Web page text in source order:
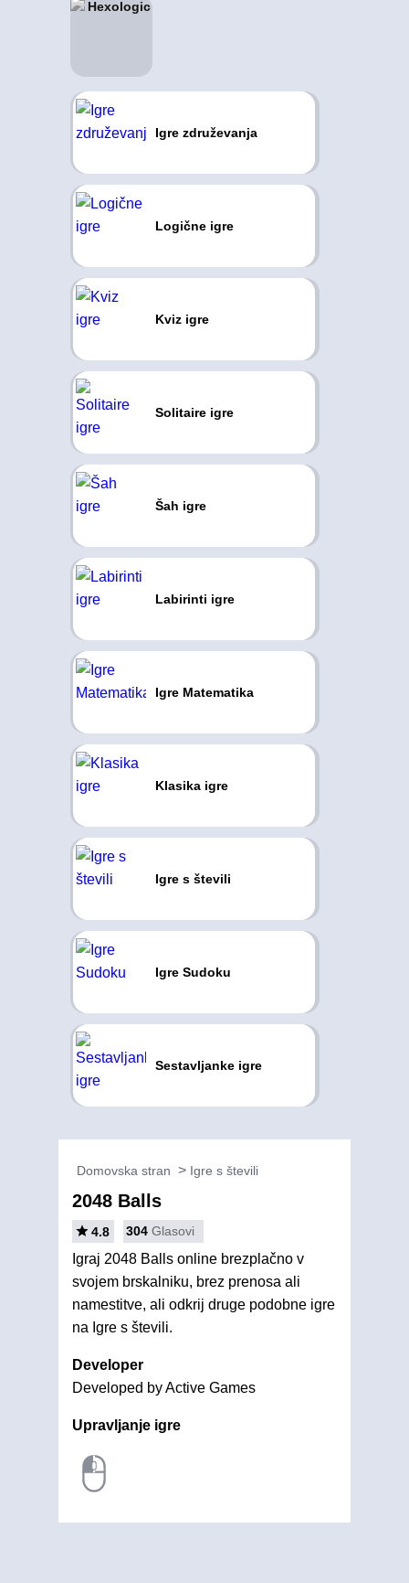
Igre združevanja
Logične igre
Kviz igre
Solitaire igre
Šah igre
Labirinti igre
Igre Matematika
Klasika igre
Igre s števili
Igre Sudoku
Sestavljanke igre
Domovska stran Igre s števili
2048 Balls
4.8 304 Glasovi
Igraj 2048 Balls online brezplačno v
svojem brskalniku, brez prenosa ali
namestitve, ali odkrij druge podobne igre
na Igre s števili.
Developer
Developed by Active Games
Upravljanje igre